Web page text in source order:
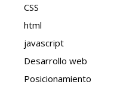
CSS
html
javascript
Desarrollo web
Posicionamiento